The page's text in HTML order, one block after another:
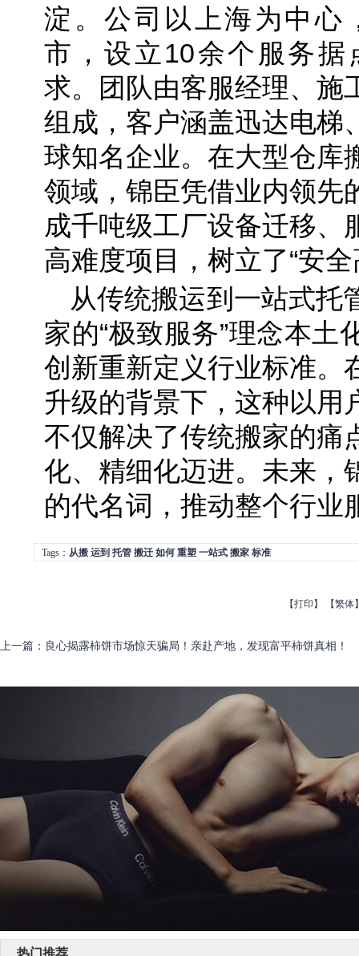
淀。公司以上海为中心
市，设立10余个服务据
求。团队由客服经理、施
组成，客户涵盖迅达电梯
球知名企业。在大型仓库
领域，锦臣凭借业内领先
成千吨级工厂设备迁移、
高难度项目，树立了“安
从传统搬运到一站式托
家的“极致服务”理念本土
创新重新定义行业标准。
升级的背景下，这种以用
不仅解决了传统搬家的痛
化、精细化迈进。未来，
的代名词，推动整个行业
Tags： 从搬 运到 托管 搬迁 如何 重塑 一站式 搬家 标准
【打印 】 【繁体
上一篇 ： 良心揭露柿饼市场惊天骗局！亲赴产地，发现富平柿饼真相！